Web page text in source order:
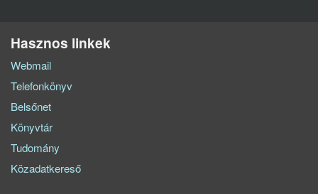
Hasznos linkek
Webmail
Telefonkönyv
Belsőnet
Könyvtár
Tudomány
Közadatkereső